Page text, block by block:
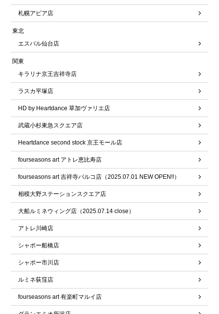
札幌アピア店
東北
エスパル仙台店
関東
キラリナ京王吉祥寺店
ラスカ平塚店
HD by Heartdance 草加ヴァリエ店
武蔵小杉東急スクエア店
Heartdance second stock 京王モール店
fourseasons art アトレ恵比寿店
fourseasons art 吉祥寺パルコ店（2025.07.01 NEW OPEN!!）
相模大野ステーションスクエア店
大船ルミネウィング店（2025.07.14 close）
アトレ川崎店
シャポー船橋店
シャポー市川店
ルミネ荻窪店
fourseasons art 有楽町マルイ店